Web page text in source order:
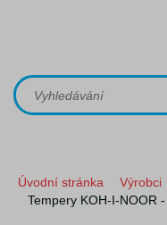
Úvodní stránka Výrobci
Tempery KOH-I-NOOR